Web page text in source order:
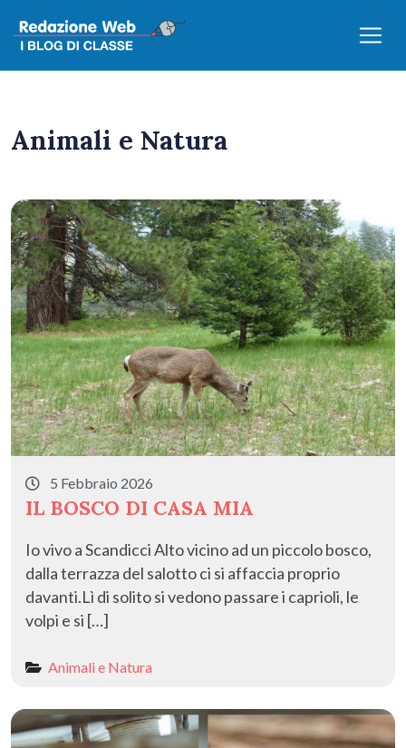
Animali e Natura
5 Febbraio 2026
IL BOSCO DI CASA MIA
Io vivo a Scandicci Alto vicino ad un piccolo bosco,
dalla terrazza del salotto ci si affaccia proprio
davanti.Lì di solito si vedono passare i caprioli, le
volpi e si […]
Animali e Natura